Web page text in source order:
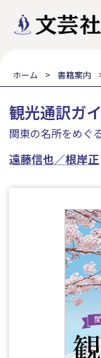
ホーム 書籍案内
観光通訳ガ
関東の名所をめぐる
遠藤信也／根岸正